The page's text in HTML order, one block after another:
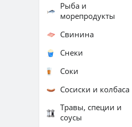
Рыба и
морепродукты
Свинина
Снеки
Соки
Сосиски и колбаса
Травы, специи и
соусы